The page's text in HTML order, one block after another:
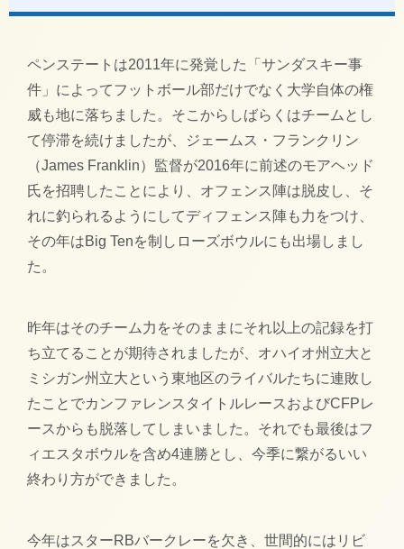
ペンステートは2011年に発覚した「サンダスキー事
件」によってフットボール部だけでなく大学自体の権
威も地に落ちました。そこからしばらくはチームとし
て停滞を続けましたが、ジェームス・フランクリン
（James Franklin）監督が2016年に前述のモアヘッド
氏を招聘したことにより、オフェンス陣は脱皮し、そ
れに釣られるようにしてディフェンス陣も力をつけ、
その年はBig Tenを制しローズボウルにも出場しまし
た。
昨年はそのチーム力をそのままにそれ以上の記録を打
ち立てることが期待されましたが、オハイオ州立大と
ミシガン州立大という東地区のライバルたちに連敗し
たことでカンファレンスタイトルレースおよびCFPレ
ースからも脱落してしまいました。それでも最後はフ
ィエスタボウルを含め4連勝とし、今季に繋がるいい
終わり方ができました。
今年はスターRBバークレーを欠き、世間的にはリビ